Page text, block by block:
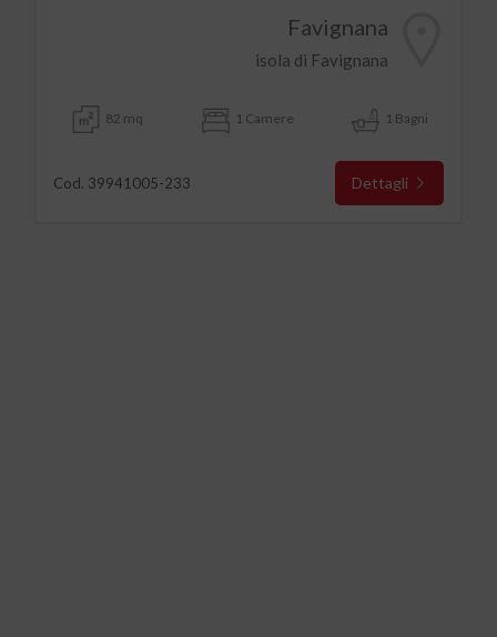
Favignana
isola di Favignana
82 mq 1 Camere 1 Bagni
Cod. 39941005-233 Dettagli